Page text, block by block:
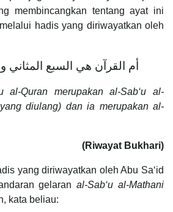
membincangkan tentang ayat ini
hadis yang diriwayatkan oleh
أم القرآن هي السبع المثاني
al-Quran merupakan al-Sab‘u al-
diulang) dan ia merupakan al-
(Riwayat Bukhari)
yang diriwayatkan oleh Abu Sa‘id
gelaranal-Sab‘u al-Mathani
kata beliau: